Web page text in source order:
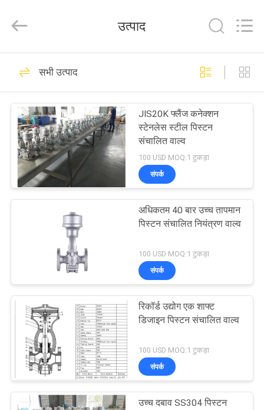
उत्पाद
हमारे
बारे
गुणवत्ता
नियंत्रण
हमसे
संपर्क
करें
group.
सेगमेंट बॉल वाल्व
54
चाकू गेट वाल्व
45
ट्रूनियन बॉल वाल्व
37
उत्पाद
सभी उत्पाद
JIS20K फ्लैंज कनेक्शन
स्टेनलेस स्टील पिस्टन
संचालित वाल्व
100 USD MOQ:1 टुकड़ा
संपर्क
अधिकतम 40 बार उच्च तापमान
पिस्टन संचालित नियंत्रण वाल्व
100 USD MOQ:1 टुकड़ा
संपर्क
रिकॉर्ड उद्योग एक शाफ्ट
डिजाइन पिस्टन संचालित वाल्व
100 USD MOQ:1 टुकड़ा
संपर्क
उच्च दबाव SS304 पिस्टन